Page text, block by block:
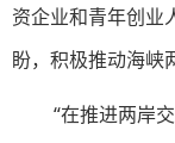
资企业和青年创业
盼，积极推动海峡
“在推进两岸